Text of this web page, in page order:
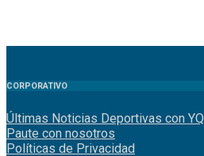
CORPORATIVO
Últimas Noticias Deportivas con YQ
Paute con nosotros
Políticas de Privacidad